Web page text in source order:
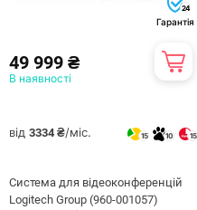
24
Гарантія
49 999 ₴
В наявності
від 3334 ₴/міс. 15 10 15
Система для вiдеоконференцiй
Logitech Group (960-001057)